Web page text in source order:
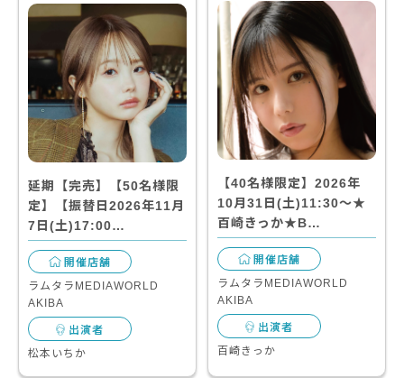
延期【完売】【50名様限
定】【振替日2026年11月
7日(土)17:00…
開催店舗
ラムタラMEDIAWORLD
AKIBA
出演者
松本いちか
【40名様限定】2026年
10月31日(土)11:30～★
百崎きっか★B…
開催店舗
ラムタラMEDIAWORLD
AKIBA
出演者
百崎きっか